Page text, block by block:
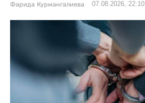
Фарида Курмангалиева 07.08.2026, 22:10